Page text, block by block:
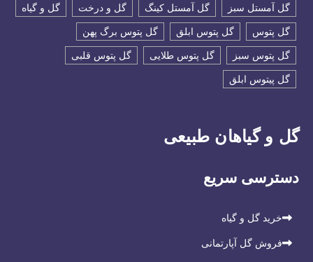
گل آمستل سبز گل آمستل کینگ گل و درخت گل و گیاه
گل پتوس گل پتوس ابلق گل پتوس برگ پهن
گل پتوس سبز گل پتوس طلایی گل پتوس قلبی
گل پیتوس ابلق
گل و گیاهان طبیعی
دسترسی سریع
خرید گل و گیاه
فروش گل آپارتمانی